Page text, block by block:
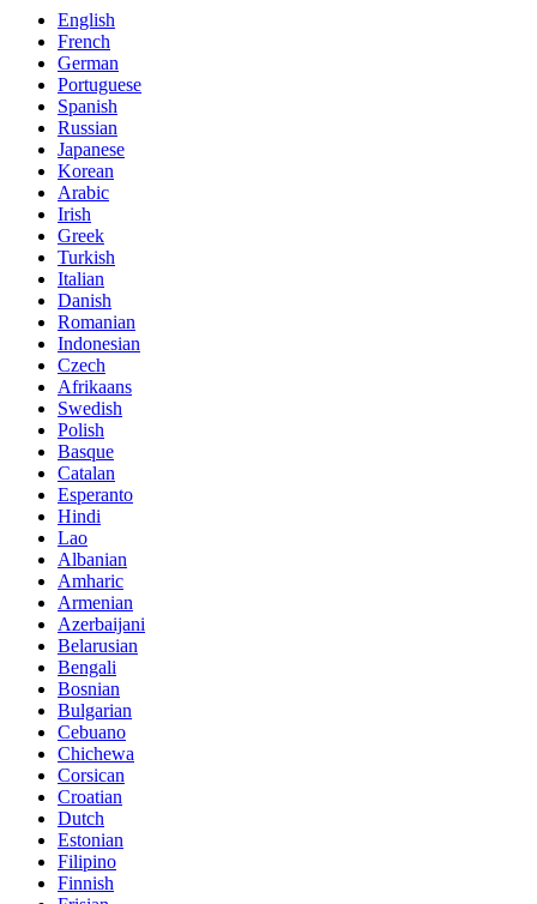
English
French
German
Portuguese
Spanish
Russian
Japanese
Korean
Arabic
Irish
Greek
Turkish
Italian
Danish
Romanian
Indonesian
Czech
Afrikaans
Swedish
Polish
Basque
Catalan
Esperanto
Hindi
Lao
Albanian
Amharic
Armenian
Azerbaijani
Belarusian
Bengali
Bosnian
Bulgarian
Cebuano
Chichewa
Corsican
Croatian
Dutch
Estonian
Filipino
Finnish